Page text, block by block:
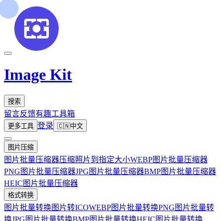
Image Kit
搜索
留言反馈有趣工具箱
更多工具 登录 🇨🇳中文
图片压缩
图片批量压缩器压缩照片到指定大小WEBP图片批量压缩器
PNG图片批量压缩器JPG图片批量压缩器BMP图片批量压缩器
HEIC图片批量压缩器
格式转换
图片批量转换图片转ICOWEBP图片批量转换PNG图片批量转
换JPG图片批量转换BMP图片批量转换HEIC图片批量转换